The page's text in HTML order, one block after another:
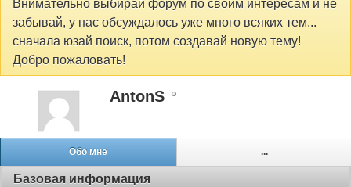
Внимательно выбирай форум по своим интересам и не
забывай, у нас обсуждалось уже много всяких тем...
сначала юзай поиск, потом создавай новую тему!
Добро пожаловать!
AntonS
Обо мне ...
Базовая информация